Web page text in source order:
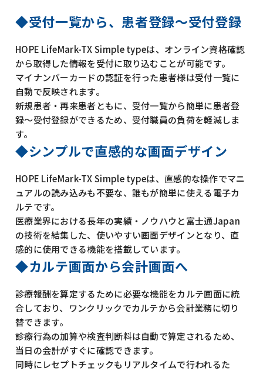
受付一覧から、患者登録～受付登録
HOPE LifeMark-TX Simple typeは、オンライン資格確認
から取得した情報を受付に取り込むことが可能です。
マイナンバーカードの認証を行った患者様は受付一覧に
自動で反映されます。
新規患者・再来患者ともに、受付一覧から簡単に患者登
録～受付登録ができるため、受付職員の負荷を軽減しま
す。
シンプルで直感的な画面デザイン
HOPE LifeMark-TX Simple typeは、直感的な操作でマニ
ュアルの読み込みも不要な、誰もが簡単に使える電子カ
ルテです。
医療業界における長年の実績・ノウハウと富士通Japan
の技術を結集した、使いやすい画面デザインとなり、直
感的に使用できる機能を搭載しています。
カルテ画面から会計画面へ
診療報酬を算定するために必要な機能をカルテ画面に統
合しており、ワンクリックでカルテから会計業務に切り
替できます。
診療行為の加算や検査判断料は自動で算定されるため、
当日の会計がすぐに確認できます。
同時にレセプトチェックもリアルタイムで行われるた